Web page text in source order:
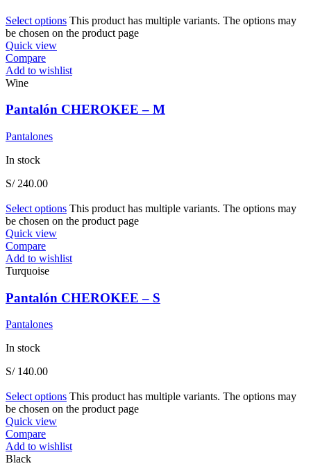
Select options This product has multiple variants. The options may
be chosen on the product page
Quick view
Compare
Add to wishlist
Wine
Pantalón CHEROKEE – M
Pantalones
In stock
S/240.00
Select options This product has multiple variants. The options may
be chosen on the product page
Quick view
Compare
Add to wishlist
Turquoise
Pantalón CHEROKEE – S
Pantalones
In stock
S/140.00
Select options This product has multiple variants. The options may
be chosen on the product page
Quick view
Compare
Add to wishlist
Black